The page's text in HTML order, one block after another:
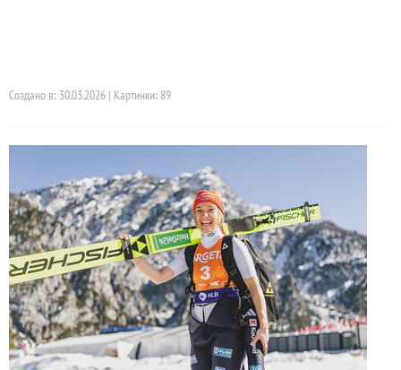
Создано в: 30.03.2026 | Картинки: 89